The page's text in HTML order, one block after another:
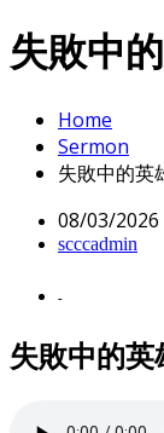
失敗中
Home
Sermon
失敗中的英
08/03/2026
scccadmin
-
失敗中的英